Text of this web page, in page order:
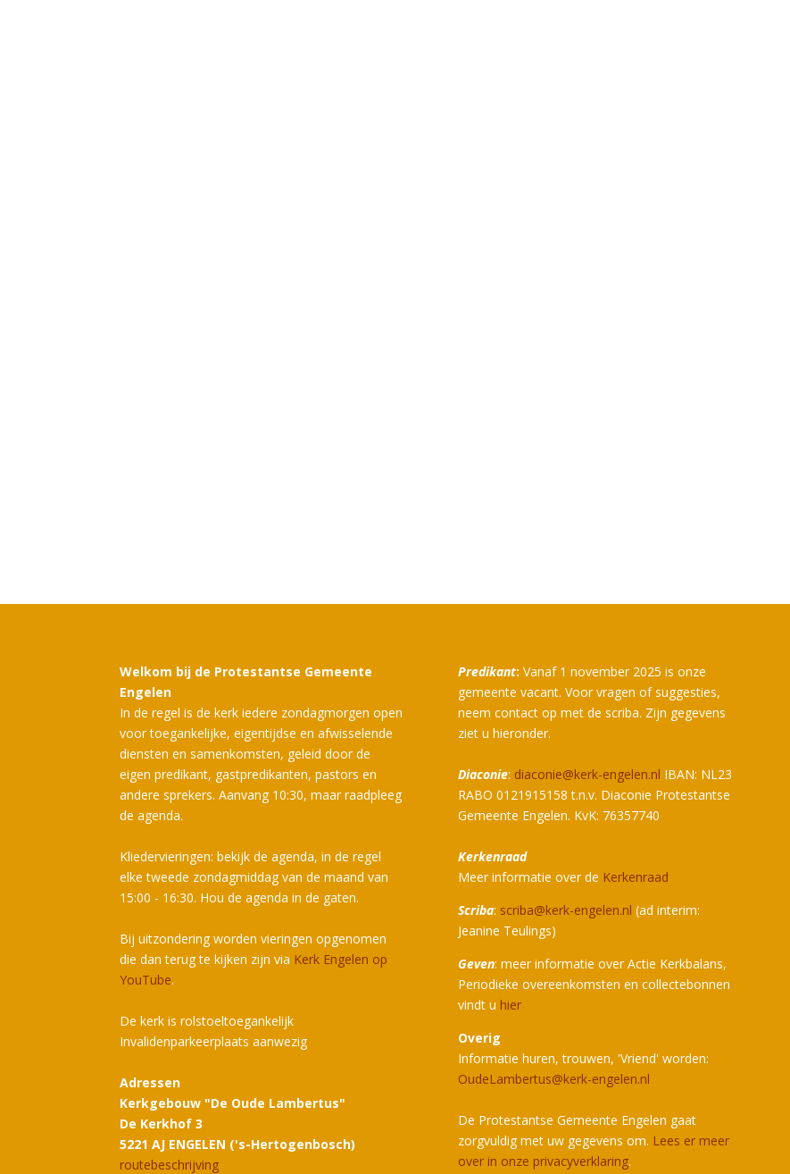
Welkom bij de Protestantse Gemeente
Engelen
In de regel is de kerk iedere zondagmorgen open
voor toegankelijke, eigentijdse en afwisselende
diensten en samenkomsten, geleid door de
eigen predikant, gastpredikanten, pastors en
andere sprekers. Aanvang 10:30, maar raadpleeg
de agenda.
Kliedervieringen: bekijk de agenda, in de regel
elke tweede zondagmiddag van de maand van
15:00 - 16:30. Hou de agenda in de gaten.
Bij uitzondering worden vieringen opgenomen
die dan terug te kijken zijn via Kerk Engelen op
YouTube.
De kerk is rolstoeltoegankelijk
Invalidenparkeerplaats aanwezig
Adressen
Kerkgebouw "De Oude Lambertus"
De Kerkhof 3
5221 AJ ENGELEN ('s-Hertogenbosch)
routebeschrijving
Predikant: Vanaf 1 november 2025 is onze
gemeente vacant. Voor vragen of suggesties,
neem contact op met de scriba. Zijn gegevens
ziet u hieronder.
Diaconie: diaconie@kerk-engelen.nl IBAN: NL23
RABO 0121915158 t.n.v. Diaconie Protestantse
Gemeente Engelen. KvK: 76357740
Kerkenraad
Meer informatie over de Kerkenraad
Scriba: scriba@kerk-engelen.nl (ad interim:
Jeanine Teulings)
Geven: meer informatie over Actie Kerkbalans,
Periodieke overeenkomsten en collectebonnen
vindt u hier
Overig
Informatie huren, trouwen, 'Vriend' worden:
OudeLambertus@kerk-engelen.nl
De Protestantse Gemeente Engelen gaat
zorgvuldig met uw gegevens om. Lees er meer
over in onze privacyverklaring.